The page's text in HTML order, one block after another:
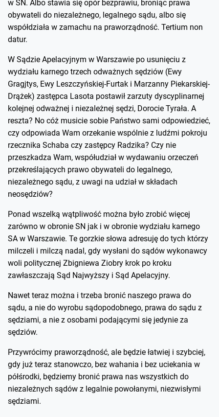
w SN. Albo stawia się opór bezprawiu, broniąc prawa
obywateli do niezależnego, legalnego sądu, albo się
współdziała w zamachu na praworządność. Tertium non
datur.
W Sądzie Apelacyjnym w Warszawie po usunięciu z
wydziału karnego trzech odważnych sędziów (Ewy
Gragjtys, Ewy Leszczyńskiej-Furtak i Marzanny Piekarskiej-
Drążek) zastępca Lasota postawił zarzuty dyscyplinarnej
kolejnej odważnej i niezależnej sędzi, Dorocie Tyrała. A
reszta? No cóż musicie sobie Państwo sami odpowiedzieć,
czy odpowiada Wam orzekanie wspólnie z ludźmi pokroju
rzecznika Schaba czy zastępcy Radzika? Czy nie
przeszkadza Wam, współudział w wydawaniu orzeczeń
przekreślających prawo obywateli do legalnego,
niezależnego sądu, z uwagi na udział w składach
neosędziów?
Ponad wszelką wątpliwość można było zrobić więcej
zarówno w obronie SN jak i w obronie wydziału karnego
SA w Warszawie. Te gorzkie słowa adresuję do tych którzy
milczeli i milczą nadal, gdy wysłani do sądów wykonawcy
woli politycznej Zbigniewa Ziobry krok po kroku
zawłaszczają Sąd Najwyższy i Sąd Apelacyjny.
Nawet teraz można i trzeba bronić naszego prawa do
sądu, a nie do wyrobu sądopodobnego, prawa do sądu z
sędziami, a nie z osobami podającymi się jedynie za
sędziów.
Przywrócimy praworządność, ale będzie łatwiej i szybciej,
gdy już teraz stanowczo, bez wahania i bez uciekania w
półśrodki, będziemy bronić prawa nas wszystkich do
niezależnych sądów z legalnie powołanymi, niezwisłymi
sędziami.